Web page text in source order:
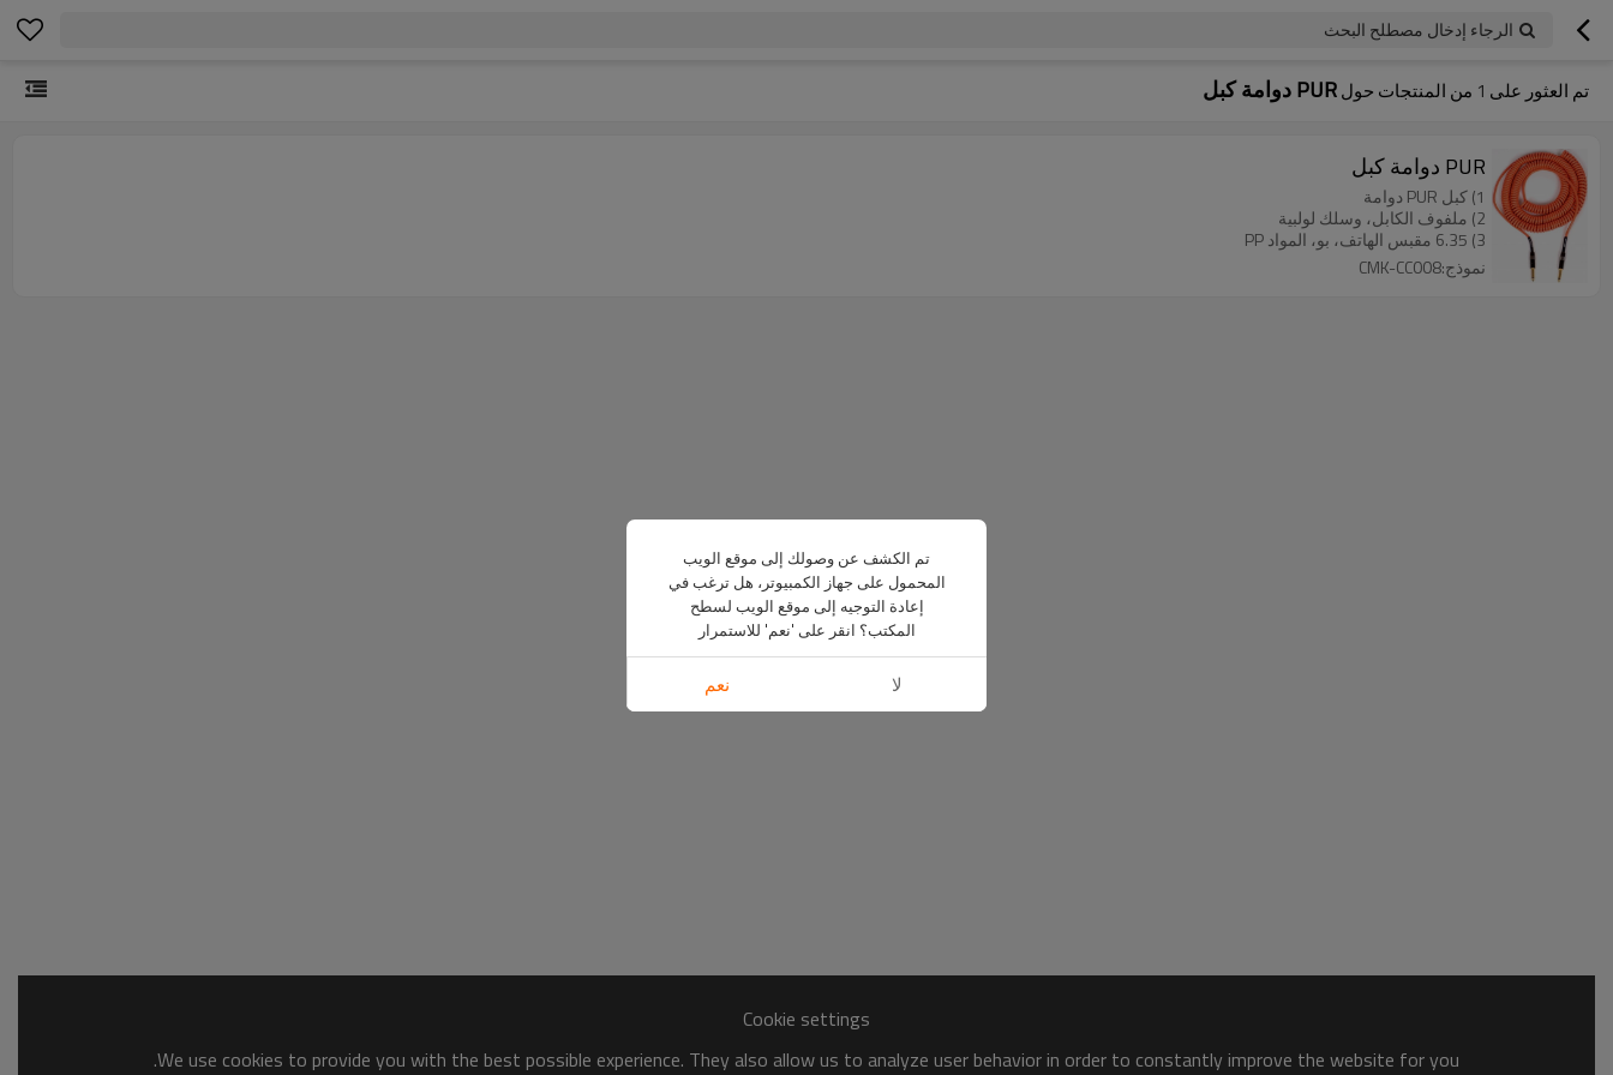
الرجاء إدخال مصطلح البحث
تم العثور على 1 من المنتجات حولPUR دوامة كبل
PUR دوامة كبل
1) كبل PUR دوامة
2) ملفوف الكابل، وسلك لولبية
3) 6.35 مقبس الهاتف، بو، المواد PP
نموذج:CMK-CC008
Cookie settings
We use cookies to provide you with the best possible experience. They also allow us to analyze user behavior in order to constantly improve the website for you.
تم الكشف عن وصولك إلى موقع الويب
المحمول على جهاز الكمبيوتر، هل ترغب في
إعادة التوجيه إلى موقع الويب لسطح
المكتب؟ انقر على 'نعم' للاستمرار
لا نعم